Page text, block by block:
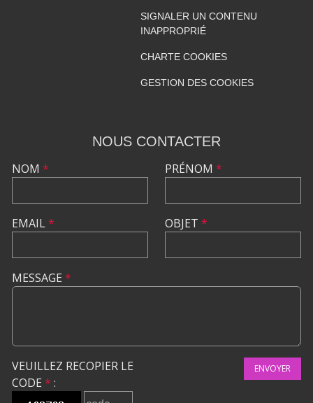
SIGNALER UN CONTENU
INAPPROPRIÉ
CHARTE COOKIES
GESTION DES COOKIES
NOUS CONTACTER
NOM *
EMAIL*
PRÉNOM *
OBJET *
MESSAGE *
VEUILLEZ RECOPIER LE
CODE * :
ENVOYER